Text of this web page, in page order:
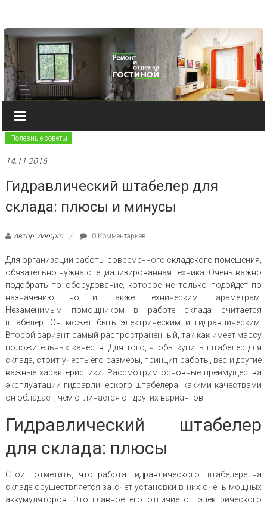
Полезные советы
14.11.2016
Гидравлический штабелер для
склада: плюсы и минусы
Автор: Admpro 0 Комментариев
Для организации работы современного складского помещения,
обязательно нужна специализированная техника. Очень важно
подобрать то оборудование, которое не только подойдет по
назначению, но и также техническим параметрам.
Незаменимым помощником в работе склада считается
штабелер. Он может быть электрическим и гидравлическим.
Второй вариант самый распространенный, так как имеет массу
положительных качеств. Для того, чтобы купить штабелер для
склада, стоит учесть его размеры, принцип работы, вес и другие
важные характеристики. Рассмотрим основные преимущества
эксплуатации гидравлического штабелера, какими качествами
он обладает, чем отличается от других вариантов.
Гидравлический штабелер
для склада: плюсы
Стоит отметить, что работа гидравлического штабелере на
складе осуществляется за счет установки в них очень мощных
аккумуляторов. Это главное его отличие от электрического